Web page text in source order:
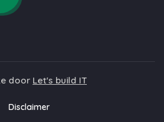
door Let's build IT
Disclaimer